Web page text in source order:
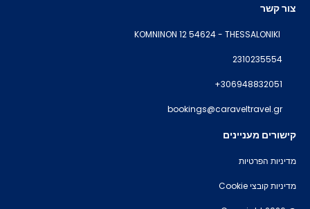
צור קשר
2310235554
+306948832051
bookings@caraveltravel.gr
קישורים מעניינים
מדיניות הפרטיות
מדיניות קובצי Cookie